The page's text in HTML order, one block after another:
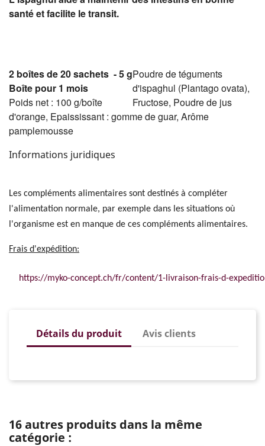
santé et facilite le transit.
2 boîtes de 20 sachets - 5 g
Boîte pour 1 mois
Poids net : 100 g/boîte
Poudre de téguments
d'ispaghul (Plantago ovata),
Fructose, Poudre de jus
d'orange, Epaississant : gomme de guar, Arôme
pamplemousse
Informations juridiques
Les compléments alimentaires sont destinés à compléter
l'alimentation normale, par exemple dans les situations où
l'organisme est en manque de ces compléments alimentaires.
Frais d'expédition:
https://myko-concept.ch/fr/content/1-livraison-frais-d-
Détails du produit Avis clients
16 autres produits dans la même
catégorie :